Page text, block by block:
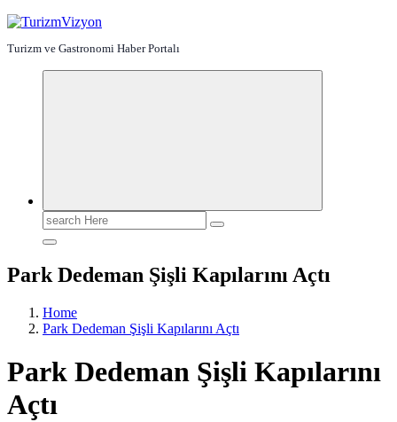
Turizm ve Gastronomi Haber Portalı
Search
for:
Park Dedeman Şişli Kapılarını Açtı
Home
Park Dedeman Şişli Kapılarını Açtı
Park Dedeman Şişli Kapılarını
Açtı